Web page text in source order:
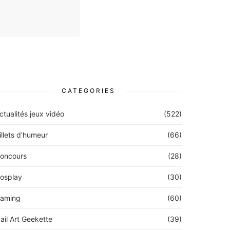
CATEGORIES
jeux vidéo (522)
d'humeur (66)
(28)
(30)
(60)
Art Geekette (39)